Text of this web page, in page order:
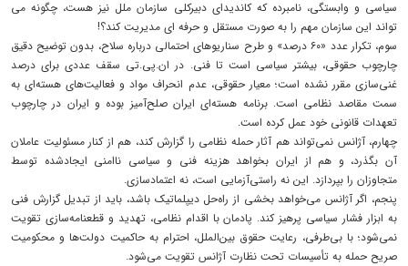
سیاسی و وابستگی، نامبرده که کاندیدای دبیرکلی سازمان ملل نیز هست، چگونه می
تواند این سازمان مهم را به صورت مستقل و حرفه ای مدیریت کند؟!
سوم، تکرار عدد «۶۰ درصد» و طرح سناریوهای احتمالی درباره سلاح، بدون توضیح دقیق
چارچوب حقوقی، بیشتر سیاسی است تا فنی. در ان.پی.تی سقف عددی برای درصد
غنی‌سازی مقرر نشده است؛ معیار حقوقی، عدم انحراف مواد و فعالیت‌های هسته‌ای به
سمت مقاصد نظامی است. برنامه هسته‌ای ایران صلح‌آمیز بوده و ایران در چارچوب
تعهدات قانونی خود عمل کرده است.
چهارم، آژانس نمی‌تواند هم آثار حمله نظامی را گزارش کند، هم از کنار مسئولیت عاملان
آن بگذرد، و هم از ایران بخواهد هزینه فنی و سیاسی ناامنی ایجادشده توسط
متجاوزان را بپردازد. این نه راستی‌آزمایی است، نه اعتمادسازی.
پنجم، اگر آژانس می‌خواهد بخشی از راه‌حل دیپلماتیک باشد، باید از تبدیل گزارش فنی
به ابزار فشار سیاسی پرهیز کند. پادمان با اقدام نظامی، تهدید و قطعنامه‌سازی تقویت
نمی‌شود؛ با بی‌طرفی، رعایت حقوق بین‌الملل، احترام به حاکمیت دولت‌ها و محکومیت
صریح حمله به تأسیسات تحت نظارت آژانس تقویت می‌شود.